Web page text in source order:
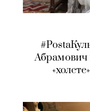
Абрамович